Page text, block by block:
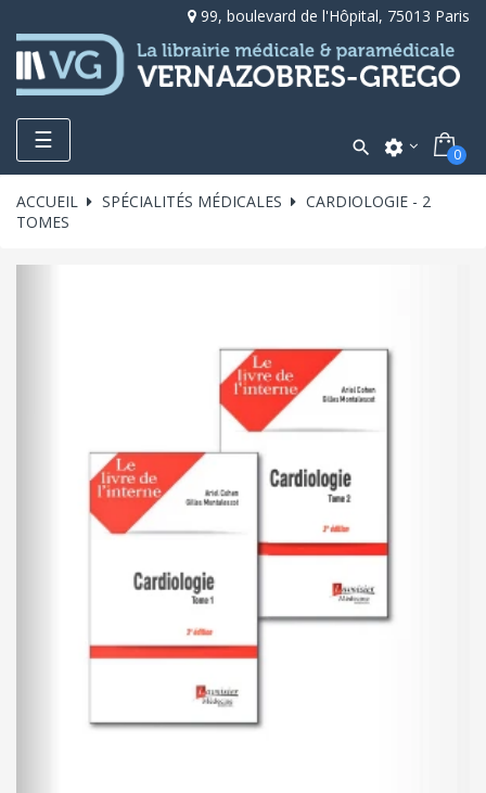
99, boulevard de l'Hôpital, 75013 Paris
Toggle
navigation
☰  settings 0
ACCUEIL SPÉCIALITÉS MÉDICALES
CARDIOLOGIE - 2
TOMES